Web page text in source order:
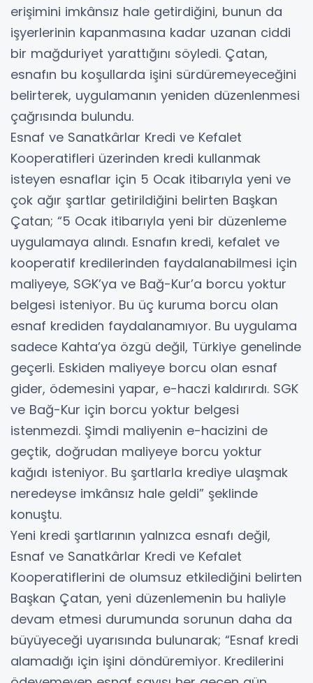
erişimini imkânsız hale getirdiğini, bunun da
işyerlerinin kapanmasına kadar uzanan ciddi
bir mağduriyet yarattığını söyledi. Çatan,
esnafın bu koşullarda işini sürdüremeyeceğini
belirterek, uygulamanın yeniden düzenlenmesi
çağrısında bulundu.
Esnaf ve Sanatkârlar Kredi ve Kefalet
Kooperatifleri üzerinden kredi kullanmak
isteyen esnaflar için 5 Ocak itibarıyla yeni ve
çok ağır şartlar getirildiğini belirten Başkan
Çatan; “5 Ocak itibarıyla yeni bir düzenleme
uygulamaya alındı. Esnafın kredi, kefalet ve
kooperatif kredilerinden faydalanabilmesi için
maliyeye, SGK’ya ve Bağ-Kur’a borcu yoktur
belgesi isteniyor. Bu üç kuruma borcu olan
esnaf krediden faydalanamıyor. Bu uygulama
sadece Kahta’ya özgü değil, Türkiye genelinde
geçerli. Eskiden maliyeye borcu olan esnaf
gider, ödemesini yapar, e-haczi kaldırırdı. SGK
ve Bağ-Kur için borcu yoktur belgesi
istenmezdi. Şimdi maliyenin e-hacizini de
geçtik, doğrudan maliyeye borcu yoktur
kağıdı isteniyor. Bu şartlarla krediye ulaşmak
neredeyse imkânsız hale geldi” şeklinde
konuştu.
Yeni kredi şartlarının yalnızca esnafı değil,
Esnaf ve Sanatkârlar Kredi ve Kefalet
Kooperatiflerini de olumsuz etkilediğini belirten
Başkan Çatan, yeni düzenlemenin bu haliyle
devam etmesi durumunda sorunun daha da
büyüyeceği uyarısında bulunarak; “Esnaf kredi
alamadığı için işini döndüremiyor. Kredilerini